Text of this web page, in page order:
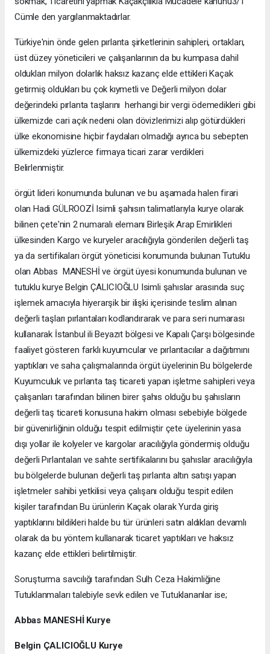
Cümle den yargılanmaktadırlar.
Türkiye'nin önde gelen pırlanta şirketlerinin sahipleri, ortakları,
üst düzey yöneticileri ve çalışanlarının da bu kumpasa dahil
oldukları milyon dolarlık haksız kazanç elde ettikleri Kaçak
getirmiş oldukları bu çok kıymetli ve Değerli milyon dolar
değerindeki pırlanta taşlarını herhangi bir vergi ödemedikleri gibi
ülkemizde cari açık nedeni olan dövizlerimizi alıp götürdükleri
ülke ekonomisine hiçbir faydaları olmadığı ayrıca bu sebepten
ülkemizdeki yüzlerce firmaya ticari zarar verdikleri
Belirlenmiştir.
örgüt lideri konumunda bulunan ve bu aşamada halen firari
olan Hadi GÜLROOZİ Isimli şahısın talimatlarıyla kurye olarak
bilinen çete'nin 2 numaralı elemanı Birleşik Arap Emirlikleri
ülkesinden Kargo ve kuryeler aracılığıyla gönderilen değerli taş
ya da sertifikaları örgüt yöneticisi konumunda bulunan Tutuklu
olan Abbas MANESHİ ve örgüt üyesi konumunda bulunan ve
tutuklu kurye Belgin ÇALICIOĞLU Isimli şahıslar arasında suç
işlemek amacıyla hiyerarşik bir ilişki içerisinde teslim alınan
değerli taşları pırlantaları kodlandırarak ve para seri numarası
kullanarak İstanbul ili Beyazıt bölgesi ve Kapalı Çarşı bölgesinde
faaliyet gösteren farklı kuyumcular ve pırlantacılar a dağıtımını
yaptıkları ve saha çalışmalarında örgüt üyelerinin Bu bölgelerde
Kuyumculuk ve pırlanta taş ticareti yapan işletme sahipleri veya
çalışanları tarafından bilinen birer şahıs olduğu bu şahısların
değerli taş ticareti konusuna hakim olması sebebiyle bölgede
bir güvenirliğinin olduğu tespit edilmiştir çete üyelerinin yasa
dışı yollar ile kolyeler ve kargolar aracılığıyla göndermiş olduğu
değerli Pırlantaları ve sahte sertifikalarını bu şahıslar aracılığıyla
bu bölgelerde bulunan değerli taş pırlanta altın satışı yapan
işletmeler sahibi yetkilisi veya çalışanı olduğu tespit edilen
kişiler tarafından Bu ürünlerin Kaçak olarak Yurda giriş
yaptıklarını bildikleri halde bu tür ürünleri satın aldıkları devamlı
olarak da bu yöntem kullanarak ticaret yaptıkları ve haksız
kazanç elde ettikleri belirtilmiştir.
Soruşturma savcılığı tarafından Sulh Ceza Hakimliğine
Tutuklanmaları talebiyle sevk edilen ve Tutuklananlar ise;
Abbas MANESHİ Kurye
Belgin ÇALICIOĞLU Kurye